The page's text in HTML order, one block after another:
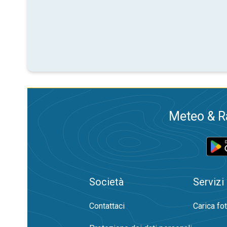
Meteo &
Società
Contattaci
Servizi
Carica